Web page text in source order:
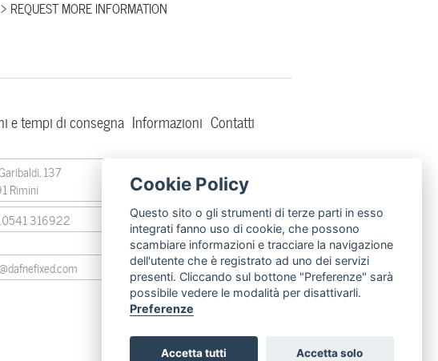
> REQUEST MORE INFORMATION
e tempi di consegna Informazioni Contatti
137
Rimini
316922 @DafneFixed
dafnefixed
Cookie Policy
Questo sito o gli strumenti di terze parti in esso
integrati fanno uso di cookie, che possono
scambiare informazioni e tracciare la navigazione
dell'utente che è registrato ad uno dei servizi
presenti. Cliccando sul bottone "Preferenze" sarà
possibile vedere le modalità per disattivarli.
Preferenze
Accetta tutti
Accetta solo